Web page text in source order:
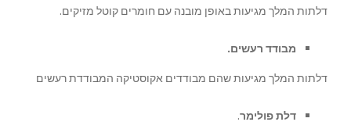
דלתות המלך מגיעות באופן מובנה עם חומרים קוטל מזיקים.
מבודד רעשים.
דלתות המלך מגיעות שהם מבודדים אקוסטיקה המבודדת רעשים
דלת פולימר.